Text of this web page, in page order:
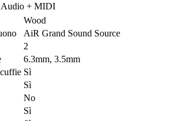
Audio + MIDI
Wood
AiR Grand Sound Source
2
6.3mm, 3.5mm
Sì
Sì
No
Sì